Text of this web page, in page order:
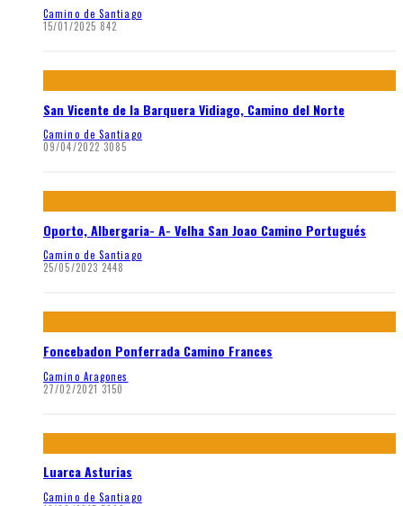
Camino de Santiago
15/01/2025 842
San Vicente de la Barquera Vidiago, Camino del Norte
Camino de Santiago
09/04/2022 3085
Oporto, Albergaria- A- Velha San Joao Camino Portugués
Camino de Santiago
25/05/2023 2448
Foncebadon Ponferrada Camino Frances
Camino Aragones
27/02/2021 3150
Luarca Asturias
Camino de Santiago